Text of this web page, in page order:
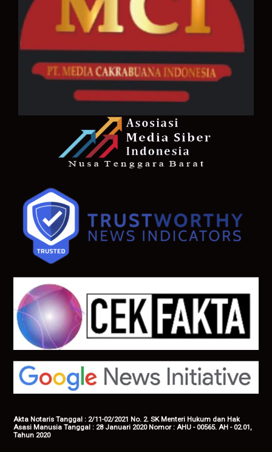
Akta Notaris Tanggal : 2/11-02/2021 No. 2. SK Menteri Hukum dan Hak
Asasi Manusia Tanggal : 28 Januari 2020 Nomor : AHU - 00565. AH - 02.01,
Tahun 2020